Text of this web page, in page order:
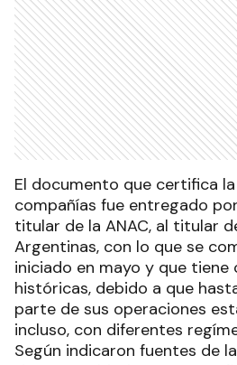
El documento que certifica
compañías fue entregado
titular de la ANAC, al titular
Argentinas, con lo que se
iniciado en mayo y que
históricas, debido a que
parte de sus operaciones
incluso, con diferentes
Según indicaron fuentes de